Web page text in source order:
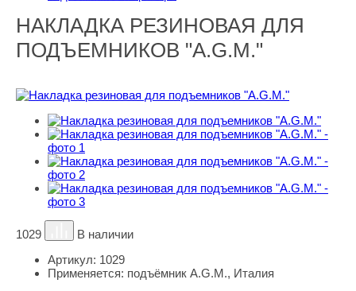
НАКЛАДКА РЕЗИНОВАЯ ДЛЯ
ПОДЪЕМНИКОВ "A.G.M."
1029
В наличии
Артикул: 1029
Применяется: подъёмник A.G.M., Италия